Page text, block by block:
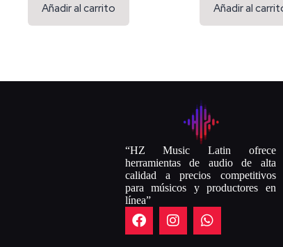
Añadir al carrito Añadir al
“HZ Music Latin ofrece
herramientas de audio de alta
calidad a precios competitivos
para músicos y productores en
línea”